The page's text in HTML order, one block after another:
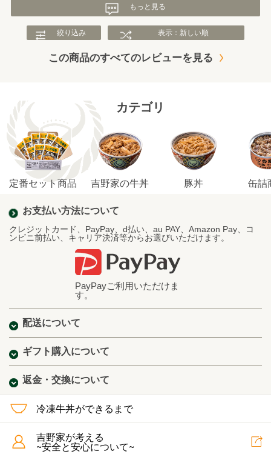
もっと見る
絞り込み 表示：新しい順
この商品のすべてのレビューを見る
カテゴリ
定番セット商品 吉野家の牛丼 豚丼 缶詰
お支払い方法について
クレジットカード、PayPay、d払い、au PAY、Amazon Pay、コ
ンビニ前払い、キャリア決済等からお選びいただけます。
PayPayご利用いただけま
す。
配送について
ギフト購入について
返金・交換について
冷凍牛丼ができるまで
吉野家が考える
~安全と安心について~